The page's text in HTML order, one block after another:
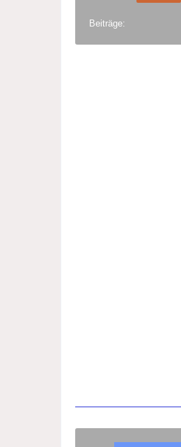
Beiträge